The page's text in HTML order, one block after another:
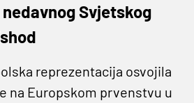
Svjetskog
reprezentacija osvojila
na Europskom prvenstvu u